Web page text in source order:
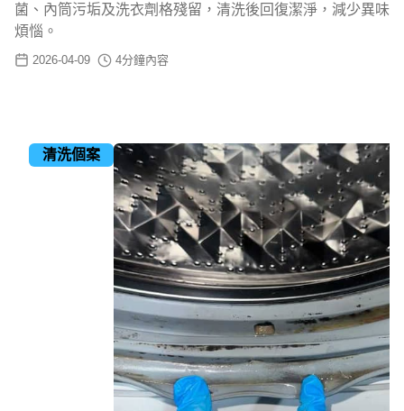
菌、內筒污垢及洗衣劑格殘留，清洗後回復潔淨，減少異味
煩惱。
2026-04-09 4分鐘內容
清洗個案